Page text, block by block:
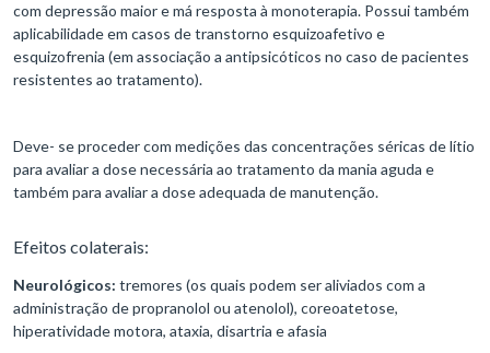
com depressão maior e má resposta à monoterapia. Possui também
aplicabilidade em casos de transtorno esquizoafetivo e
esquizofrenia (em associação a antipsicóticos no caso de pacientes
resistentes ao tratamento).
Deve- se proceder com medições das concentrações séricas de lítio
para avaliar a dose necessária ao tratamento da mania aguda e
também para avaliar a dose adequada de manutenção.
Efeitos colaterais:
Neurológicos: tremores (os quais podem ser aliviados com a
administração de propranolol ou atenolol), coreoatetose,
hiperatividade motora, ataxia, disartria e afasia